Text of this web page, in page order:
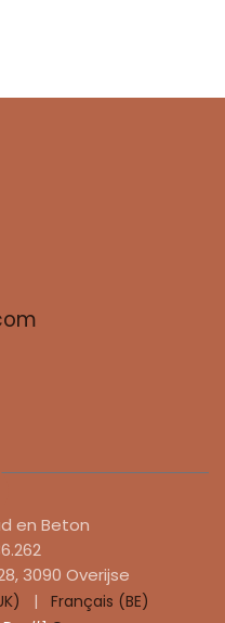
en Beton
3090 Overijse
|
Français (BE)